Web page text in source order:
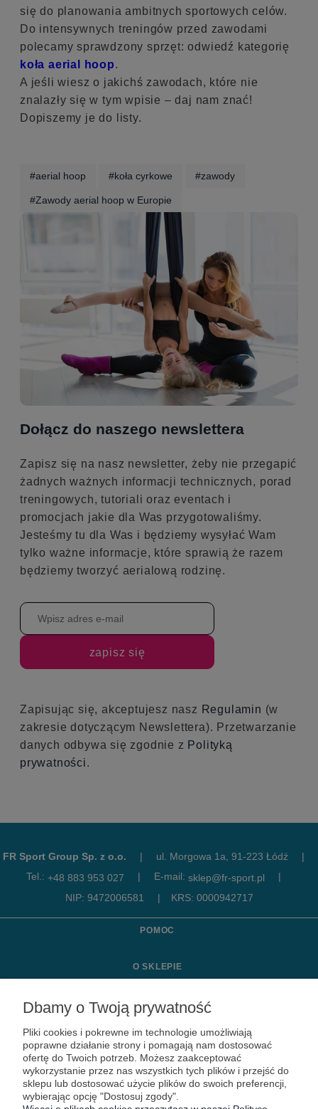
się do planowania ambitnych sportowych celów.
Do intensywnych treningów przed zawodami
polecamy sprawdzony sprzęt: odwiedź kategorię
koła aerial hoop.
A jeśli wiesz o jakichś zawodach, które nie
znalazły się w tym wpisie – daj nam znać!
Dopiszemy je do listy.
#aerial hoop #koła cyrkowe #zawody
#Zawody aerial hoop w Europie
Dołącz do naszego newslettera
Zapisz się na nasz newsletter, żeby nie przegapić
żadnych ważnych informacji technicznych, porad
treningowych, tutoriali oraz eventach i
promocjach jakie dla Was przygotowaliśmy.
Jesteśmy tu dla Was i będziemy wysyłać Wam
tylko ważne informacje, które sprawią że razem
będziemy tworzyć aerialową rodzinę.
zapisz się
Zapisując się, akceptujesz nasz Regulamin (w
zakresie dotyczącym Newslettera). Przetwarzanie
danych odbywa się zgodnie z Polityką
prywatności.
FR Sport Group Sp. z o.o. | ul. Morgowa 1a, 91-223 Łódź
|
Tel.: +48 883 953 027 | E-mail: sklep@fr-sport.pl
|
NIP: 9472006581
| KRS: 0000942717
POMOC
O SKLEPIE
MOJE KONTO
KONTAKT
Dbamy o Twoją prywatność
Pliki cookies i pokrewne im technologie umożliwiają
poprawne działanie strony i pomagają nam dostosować
ofertę do Twoich potrzeb. Możesz zaakceptować
wykorzystanie przez nas wszystkich tych plików i przejść do
sklepu lub dostosować użycie plików do swoich preferencji,
wybierając opcję "Dostosuj zgody".